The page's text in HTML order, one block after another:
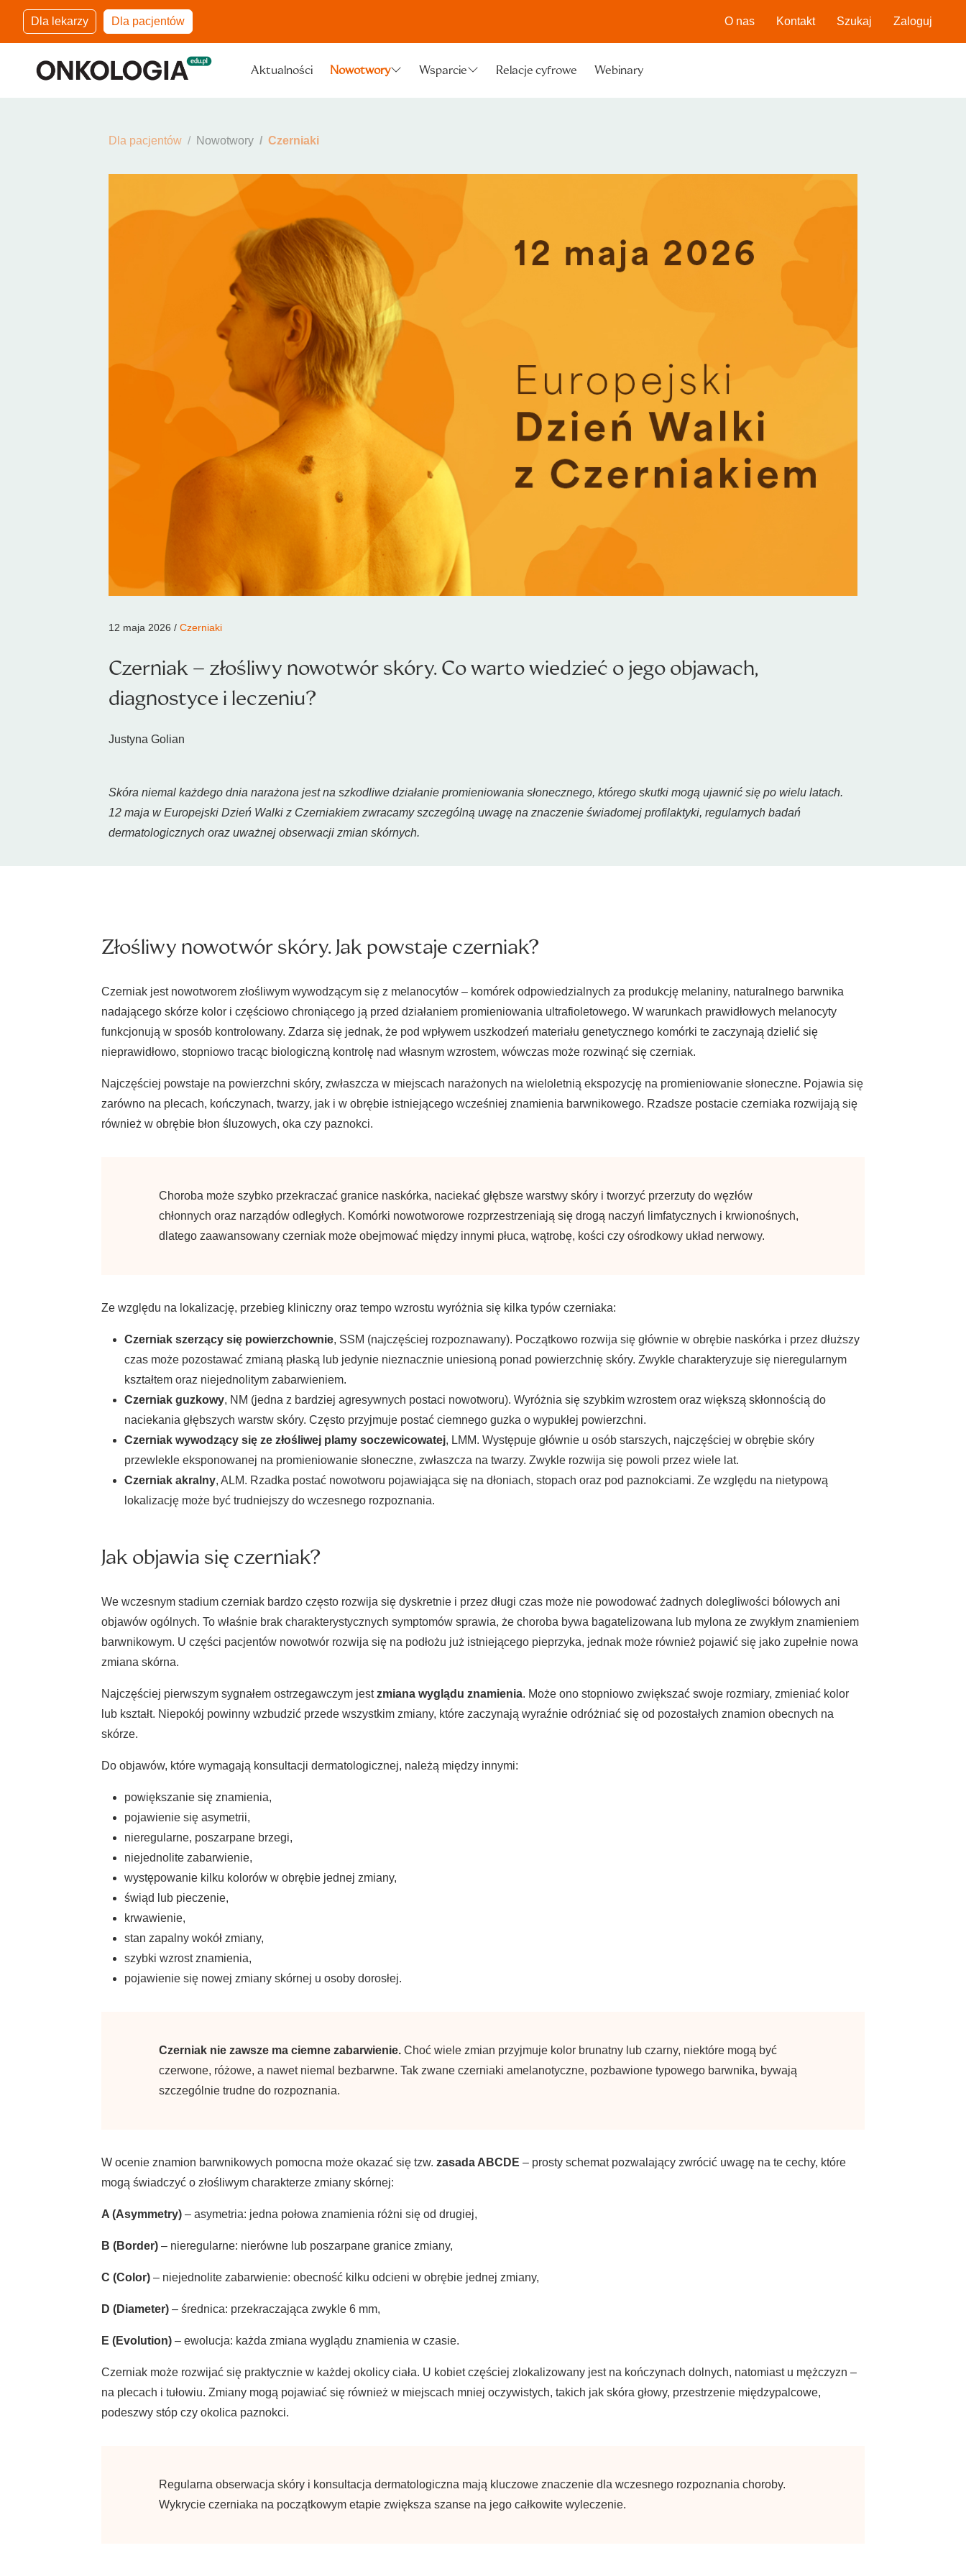
Dla lekarzy Dla pacjentów O nas Kontakt Szukaj Zaloguj
Aktualności Nowotwory Wsparcie Relacje cyfrowe Webinary
Dla pacjentów Nowotwory Czerniaki
12 maja 2026 / Czerniaki
Czerniak – złośliwy nowotwór skóry. Co warto wiedzieć o jego objawach,
diagnostyce i leczeniu?
Justyna Golian
Skóra niemal każdego dnia narażona jest na szkodliwe działanie promieniowania słonecznego, którego skutki mogą ujawnić się po wielu latach.
12 maja w Europejski Dzień Walki z Czerniakiem zwracamy szczególną uwagę na znaczenie świadomej profilaktyki, regularnych badań
dermatologicznych oraz uważnej obserwacji zmian skórnych.
Złośliwy nowotwór skóry. Jak powstaje czerniak?
Czerniak jest nowotworem złośliwym wywodzącym się z melanocytów – komórek odpowiedzialnych za produkcję melaniny, naturalnego barwnika
nadającego skórze kolor i częściowo chroniącego ją przed działaniem promieniowania ultrafioletowego. W warunkach prawidłowych melanocyty
funkcjonują w sposób kontrolowany. Zdarza się jednak, że pod wpływem uszkodzeń materiału genetycznego komórki te zaczynają dzielić się
nieprawidłowo, stopniowo tracąc biologiczną kontrolę nad własnym wzrostem, wówczas może rozwinąć się czerniak.
Najczęściej powstaje na powierzchni skóry, zwłaszcza w miejscach narażonych na wieloletnią ekspozycję na promieniowanie słoneczne. Pojawia się
zarówno na plecach, kończynach, twarzy, jak i w obrębie istniejącego wcześniej znamienia barwnikowego. Rzadsze postacie czerniaka rozwijają się
również w obrębie błon śluzowych, oka czy paznokci.
Choroba może szybko przekraczać granice naskórka, naciekać głębsze warstwy skóry i tworzyć przerzuty do węzłów
chłonnych oraz narządów odległych. Komórki nowotworowe rozprzestrzeniają się drogą naczyń limfatycznych i krwionośnych,
dlatego zaawansowany czerniak może obejmować między innymi płuca, wątrobę, kości czy ośrodkowy układ nerwowy.
Ze względu na lokalizację, przebieg kliniczny oraz tempo wzrostu wyróżnia się kilka typów czerniaka:
Czerniak szerzący się powierzchownie, SSM (najczęściej rozpoznawany). Początkowo rozwija się głównie w obrębie naskórka i przez dłuższy
czas może pozostawać zmianą płaską lub jedynie nieznacznie uniesioną ponad powierzchnię skóry. Zwykle charakteryzuje się nieregularnym
kształtem oraz niejednolitym zabarwieniem.
Czerniak guzkowy, NM (jedna z bardziej agresywnych postaci nowotworu). Wyróżnia się szybkim wzrostem oraz większą skłonnością do
naciekania głębszych warstw skóry. Często przyjmuje postać ciemnego guzka o wypukłej powierzchni.
Czerniak wywodzący się ze złośliwej plamy soczewicowatej, LMM. Występuje głównie u osób starszych, najczęściej w obrębie skóry
przewlekle eksponowanej na promieniowanie słoneczne, zwłaszcza na twarzy. Zwykle rozwija się powoli przez wiele lat.
Czerniak akralny, ALM. Rzadka postać nowotworu pojawiająca się na dłoniach, stopach oraz pod paznokciami. Ze względu na nietypową
lokalizację może być trudniejszy do wczesnego rozpoznania.
Jak objawia się czerniak?
We wczesnym stadium czerniak bardzo często rozwija się dyskretnie i przez długi czas może nie powodować żadnych dolegliwości bólowych ani
objawów ogólnych. To właśnie brak charakterystycznych symptomów sprawia, że choroba bywa bagatelizowana lub mylona ze zwykłym znamieniem
barwnikowym. U części pacjentów nowotwór rozwija się na podłożu już istniejącego pieprzyka, jednak może również pojawić się jako zupełnie nowa
zmiana skórna.
Najczęściej pierwszym sygnałem ostrzegawczym jestzmiana wyglądu znamienia. Może ono stopniowo zwiększać swoje rozmiary, zmieniać kolor
lub kształt. Niepokój powinny wzbudzić przede wszystkim zmiany, które zaczynają wyraźnie odróżniać się od pozostałych znamion obecnych na
skórze.
Do objawów, które wymagają konsultacji dermatologicznej, należą między innymi:
powiększanie się znamienia,
pojawienie się asymetrii,
nieregularne, poszarpane brzegi,
niejednolite zabarwienie,
występowanie kilku kolorów w obrębie jednej zmiany,
świąd lub pieczenie,
krwawienie,
stan zapalny wokół zmiany,
szybki wzrost znamienia,
pojawienie się nowej zmiany skórnej u osoby dorosłej.
Czerniak nie zawsze ma ciemne zabarwienie.Choć wiele zmian przyjmuje kolor brunatny lub czarny, niektóre mogą być
czerwone, różowe, a nawet niemal bezbarwne. Tak zwane czerniaki amelanotyczne, pozbawione typowego barwnika, bywają
szczególnie trudne do rozpoznania.
W ocenie znamion barwnikowych pomocna może okazać się tzw. zasada ABCDE – prosty schemat pozwalający zwrócić uwagę na te cechy, które
mogą świadczyć o złośliwym charakterze zmiany skórnej:
A (Asymmetry)– asymetria: jedna połowa znamienia różni się od drugiej,
B (Border)– nieregularne: nierówne lub poszarpane granice zmiany,
C (Color)– niejednolite zabarwienie: obecność kilku odcieni w obrębie jednej zmiany,
D (Diameter)– średnica: przekraczająca zwykle 6 mm,
E (Evolution)– ewolucja: każda zmiana wyglądu znamienia w czasie.
Czerniak może rozwijać się praktycznie w każdej okolicy ciała. U kobiet częściej zlokalizowany jest na kończynach dolnych, natomiast u mężczyzn –
na plecach i tułowiu. Zmiany mogą pojawiać się również w miejscach mniej oczywistych, takich jak skóra głowy, przestrzenie międzypalcowe,
podeszwy stóp czy okolica paznokci.
Regularna obserwacja skóry i konsultacja dermatologiczna mają kluczowe znaczenie dla wczesnego rozpoznania choroby.
Wykrycie czerniaka na początkowym etapie zwiększa szanse na jego całkowite wyleczenie.